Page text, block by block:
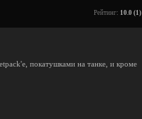
Рейтинг: 10.0 (1)
покатушками на танке, и кроме